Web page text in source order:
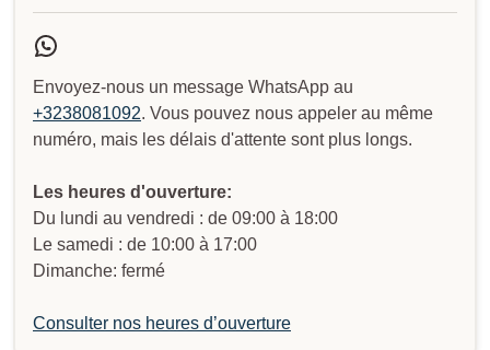
Envoyez-nous un message WhatsApp au
+3238081092. Vous pouvez nous appeler au même
numéro, mais les délais d'attente sont plus longs.
Les heures d'ouverture:
Du lundi au vendredi : de 09:00 à 18:00
Le samedi : de 10:00 à 17:00
Dimanche: fermé
Consulter nos heures d’ouverture